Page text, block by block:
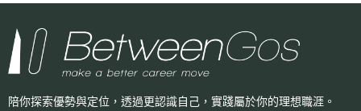
陪你探索優勢與定位，透過更認識自己， 實踐屬於你的理想職涯。